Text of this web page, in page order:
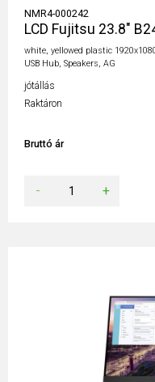
NMR4-000242
LCD Fujitsu 23.8"
white, yellowed plastic
USB Hub, Speakers, AG
jótállás
Raktáron
Bruttó ár
- +